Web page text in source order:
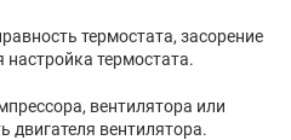
термостата, засорение
настройка термостата.
вентилятора или
двигателя вентилятора.